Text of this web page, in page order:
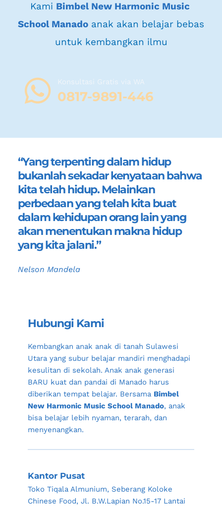
Kami Bimbel New Harmonic Music
School Manado anak akan belajar bebas
untuk kembangkan ilmu
Konsultasi Gratis via WA
0817-9891-446
“Yang terpenting dalam hidup
bukanlah sekadar kenyataan bahwa
kita telah hidup. Melainkan
perbedaan yang telah kita buat
dalam kehidupan orang lain yang
akan menentukan makna hidup
yang kita jalani.”
Nelson Mandela
Hubungi Kami
Kembangkan anak anak di tanah Sulawesi
Utara yang subur belajar mandiri menghadapi
kesulitan di sekolah. Anak anak generasi
BARU kuat dan pandai di Manado harus
diberikan tempat belajar. Bersama Bimbel
New Harmonic Music School Manado, anak
bisa belajar lebih nyaman, terarah, dan
menyenangkan.
Kantor Pusat
Toko Tiqala Almunium, Seberang Koloke
Chinese Food, Jl. B.W.Lapian No.15-17 Lantai